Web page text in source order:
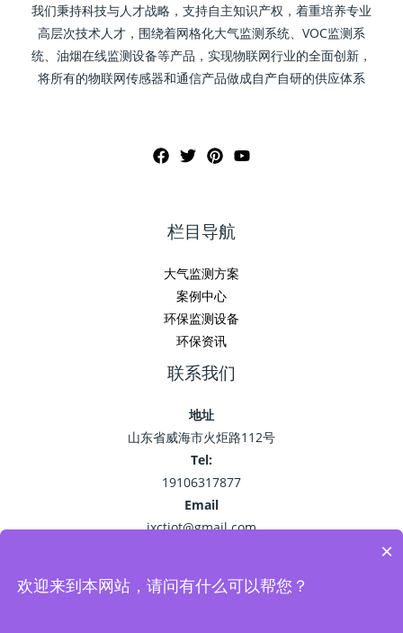
我们秉持科技与人才战略，支持自主知识产权，着重培养专业
高层次技术人才，围绕着网格化大气监测系统、VOC监测系
统、油烟在线监测设备等产品，实现物联网行业的全面创新，
将所有的物联网传感器和通信产品做成自产自研的供应体系
栏目导航
大气监测方案
案例中心
环保监测设备
环保资讯
联系我们
地址
山东省威海市火炬路112号
Tel:
19106317877
Email
jxctiot@gmail.com
×
欢迎来到本网站，请问有什么可以帮您？